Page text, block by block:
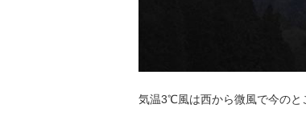
気温3℃風は西から微風で今のと